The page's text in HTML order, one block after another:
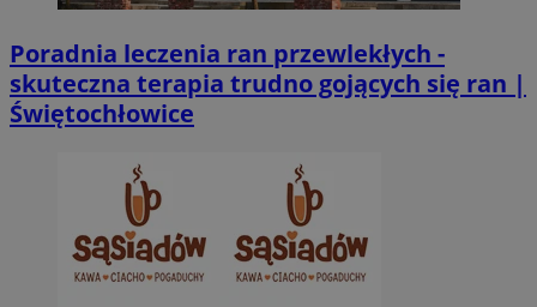
Poradnia leczenia ran przewlekłych -
skuteczna terapia trudno gojących się ran |
Świętochłowice
MvSessID zabrze.com.pl